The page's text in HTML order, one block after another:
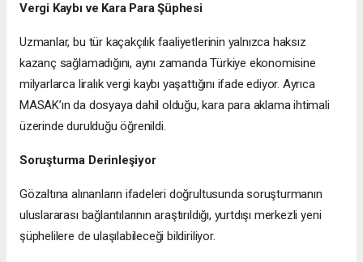
Vergi Kaybı ve Kara Para Şüphesi
Uzmanlar, bu tür kaçakçılık faaliyetlerinin yalnızca haksız
kazanç sağlamadığını, aynı zamanda Türkiye ekonomisine
milyarlarca liralık vergi kaybı yaşattığını ifade ediyor. Ayrıca
MASAK’ın da dosyaya dahil olduğu, kara para aklama ihtimali
üzerinde durulduğu öğrenildi.
Soruşturma Derinleşiyor
Gözaltına alınanların ifadeleri doğrultusunda soruşturmanın
uluslararası bağlantılarının araştırıldığı, yurtdışı merkezli yeni
şüphelilere de ulaşılabileceği bildiriliyor.